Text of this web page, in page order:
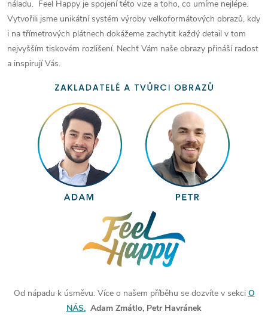
náladu. Feel Happy je spojení této vize a toho, co umíme nejlépe.
Vytvořili jsme unikátní systém výroby velkoformátových obrazů, kdy
i na třímetrových plátnech dokážeme zachytit každý detail v tom
nejvyšším tiskovém rozlišení. Nechť Vám naše obrazy přináší radost
a inspirují Vás.
Od nápadu k úsměvu. Více o našem příběhu se dozvíte v sekci O
NÁS. Adam Zmátlo, Petr Havránek